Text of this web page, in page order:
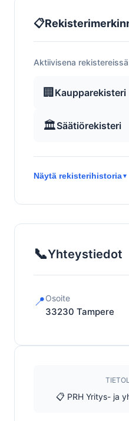
📋
Aktiivisena
🏢 Kaupparekisteri
🏛️Säätiörekisteri
Näytä rekisterihistoria▼
📞Yhteystiedot
📍Osoite
33230 Tampere
📋 PRH Yritys- ja